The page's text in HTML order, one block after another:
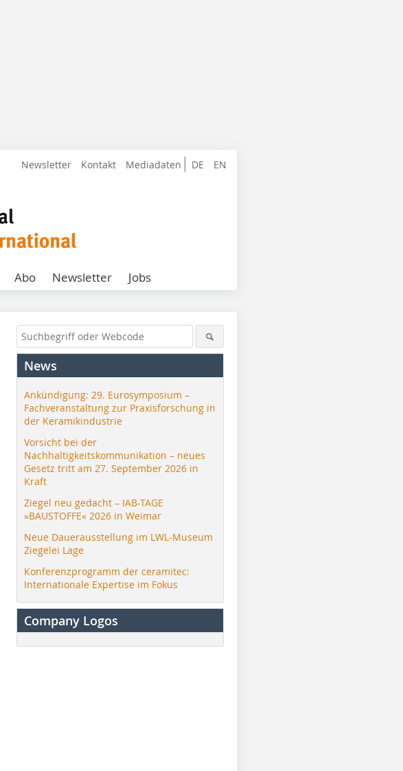
DE EN
Newsletter Kontakt Mediadaten
Abo Newsletter Jobs
News
Ankündigung: 29. Eurosymposium –
Fachveranstaltung zur Praxisforschung in
der Keramikindustrie
Vorsicht bei der
Nachhaltigkeitskommunikation – neues
Gesetz tritt am 27. September 2026 in
Kraft
Ziegel neu gedacht – IAB-TAGE
»BAUSTOFFE« 2026 in Weimar
Neue Dauerausstellung im LWL-Museum
Ziegelei Lage
Konferenzprogramm der ceramitec:
Internationale Expertise im Fokus
Company Logos